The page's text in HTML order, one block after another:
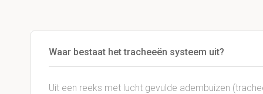
Waar bestaat het tracheeën systeem uit?
Uit een reeks met lucht gevulde adembuizen